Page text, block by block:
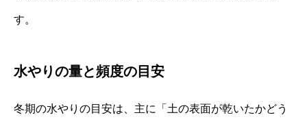
す。
水やりの量と頻度の目安
冬期の水やりの目安は、主に「土の表面が乾いたかどう